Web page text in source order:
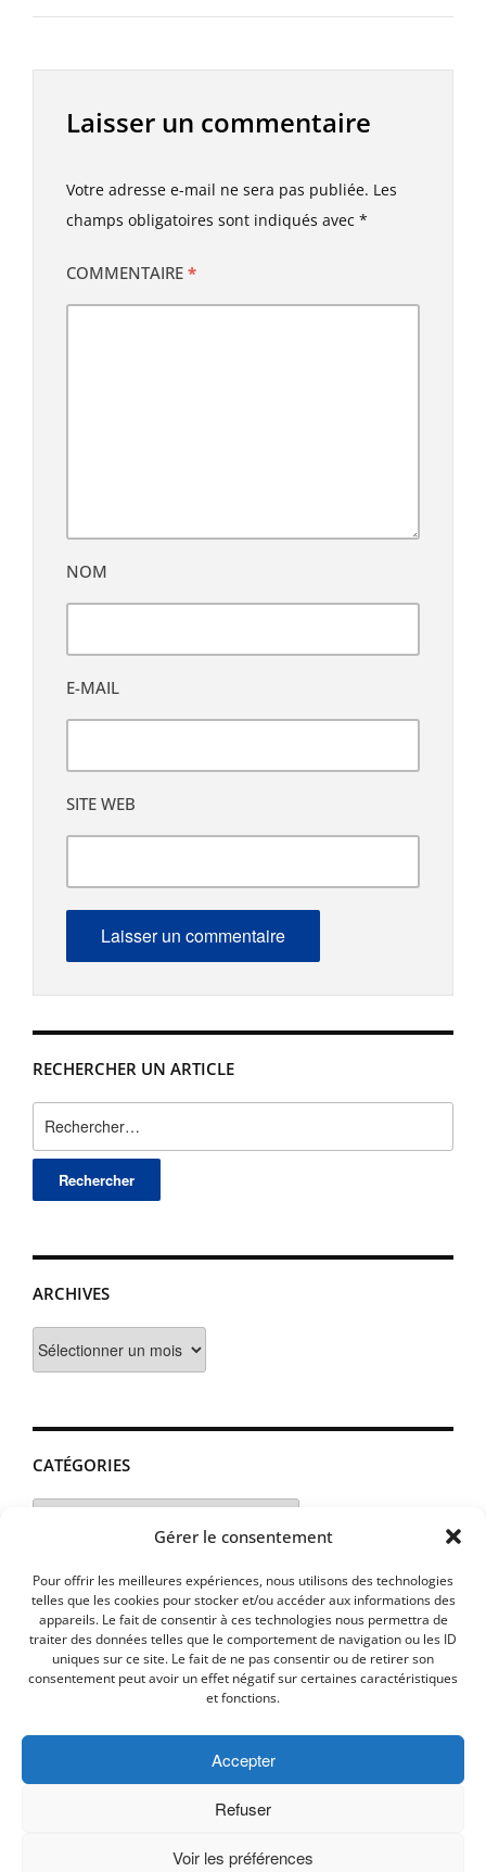
Gérer le consentement
Pour offrir les meilleures expériences, nous utilisons des technologies
telles que les cookies pour stocker et/ou accéder aux informations des
appareils. Le fait de consentir à ces technologies nous permettra de
traiter des données telles que le comportement de navigation ou les ID
uniques sur ce site. Le fait de ne pas consentir ou de retirer son
consentement peut avoir un effet négatif sur certaines caractéristiques
et fonctions.
Accepter
Refuser
Voir les préférences
RECHERCHER UN ARTICLE
ARCHIVES
CATÉGORIES
Catégories
Laisser un commentaire
Votre adresse e-mail ne sera pas publiée. Les
champs obligatoires sont indiqués avec *
COMMENTAIRE *
NOM
E-MAIL
SITE WEB
PLAN D’ACCES
Copyright © 2026 Commune de Lavalette - Aude.